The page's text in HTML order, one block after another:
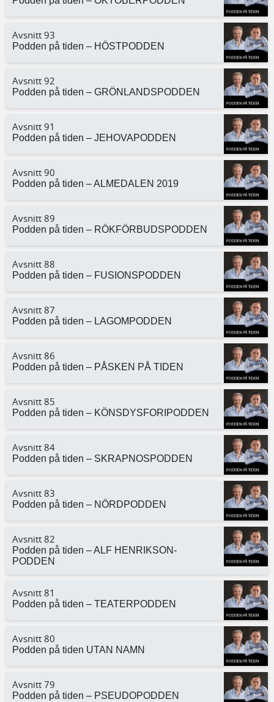
Avsnitt 93
Podden på tiden – HÖSTPODDEN
Avsnitt 92
Podden på tiden – GRÖNLANDSPODDEN
Avsnitt 91
Podden på tiden – JEHOVAPODDEN
Avsnitt 90
Podden på tiden – ALMEDALEN 2019
Avsnitt 89
Podden på tiden – RÖKFÖRBUDSPODDEN
Avsnitt 88
Podden på tiden – FUSIONSPODDEN
Avsnitt 87
Podden på tiden – LAGOMPODDEN
Avsnitt 86
Podden på tiden – PÅSKEN PÅ TIDEN
Avsnitt 85
Podden på tiden – KÖNSDYSFORIPODDEN
Avsnitt 84
Podden på tiden – SKRAPNOSPODDEN
Avsnitt 83
Podden på tiden – NÖRDPODDEN
Avsnitt 82
Podden på tiden – ALF HENRIKSON-
PODDEN
Avsnitt 81
Podden på tiden – TEATERPODDEN
Avsnitt 80
Podden på tiden UTAN NAMN
Avsnitt 79
Podden på tiden – PSEUDOPODDEN